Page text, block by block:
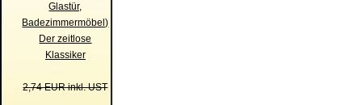
Glastür,
Badezimmermöbel)
Der zeitlose
Klassiker
2,74 EUR inkl. UST